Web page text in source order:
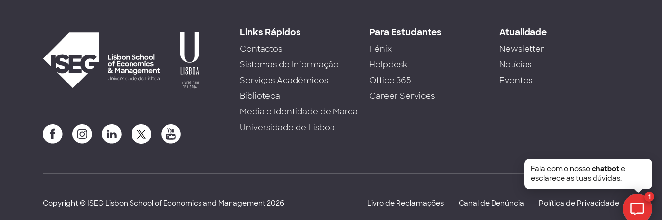
Links Rápidos
Contactos
Sistemas de Informação
Serviços Académicos
Biblioteca
Media e Identidade de Marca
Universidade de Lisboa
Para Estudantes
Fénix
Helpdesk
Office 365
Career Services
Atualidade
Newsletter
Notícias
Eventos
Copyright © ISEG Lisbon School of Economics and Management 2026 Livro de Reclamações Canal de Denúncia Política de Privacidade
1
Fala com o nossochatbote
esclarece as tuas dúvidas.